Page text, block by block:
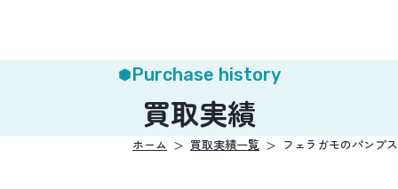
Purchase history
買取実績
ホーム 買取実績一覧 フェラガモのパンプス